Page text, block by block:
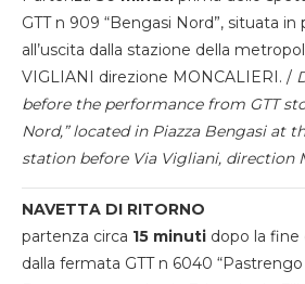
GTT n 909 “Bengasi Nord”, situata in
all’uscita dalla stazione della
VIGLIANI direzione MONCALIERI. /
before the performance from GTT
Nord,” located in Piazza Bengasi at
station before Via Vigliani, direction
NAVETTA DI RITORNO
partenza circa 15 minuti dopo la fine
dalla fermata GTT n 6040